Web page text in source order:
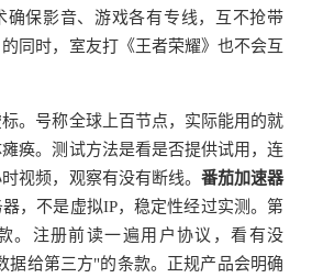
确保影音、游戏各有专线，互不抢带
同时，室友打《王者荣耀》也不会互
。号称全球上百节点，实际能用的就
痪。测试方法是看是否提供试用，连
视频，观察有没有断线。 番茄加速器
，不是虚拟IP，稳定性经过实测。第
。注册前读一遍用户协议，看有没
据给第三方"的条款。正规产品会明确